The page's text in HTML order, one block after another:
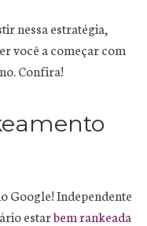
nessa estratégia,
você a começar com
Confira!
Google! Independente
estarbem rankeada